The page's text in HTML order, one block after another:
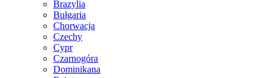
Brazylia
Bułgaria
Chorwacja
Czechy
Cypr
Czarnogóra
Dominikana